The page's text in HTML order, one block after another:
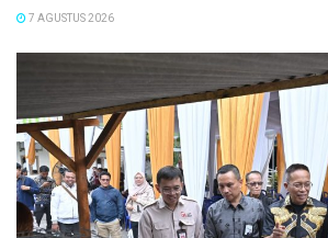
7 AGUSTUS 2026